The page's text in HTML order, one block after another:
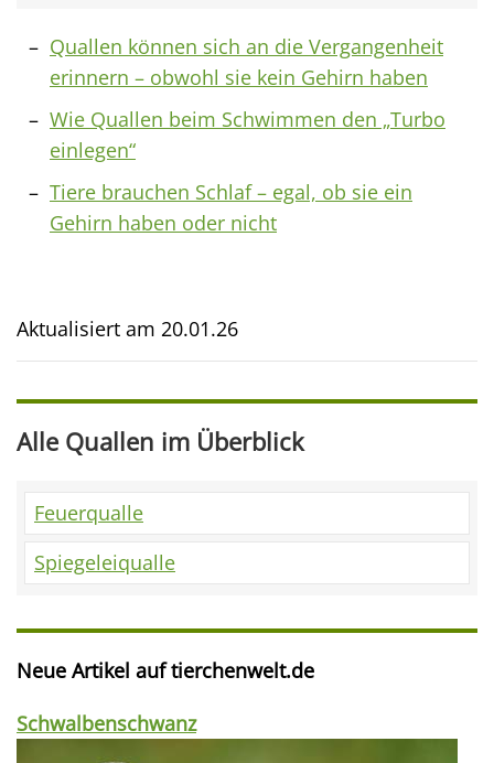
Quallen können sich an die Vergangenheit
erinnern – obwohl sie kein Gehirn haben
Wie Quallen beim Schwimmen den „Turbo
einlegen“
Tiere brauchen Schlaf – egal, ob sie ein
Gehirn haben oder nicht
Aktualisiert am 20.01.26
Alle Quallen im Überblick
Feuerqualle
Spiegeleiqualle
Neue Artikel auf tierchenwelt.de
Schwalbenschwanz